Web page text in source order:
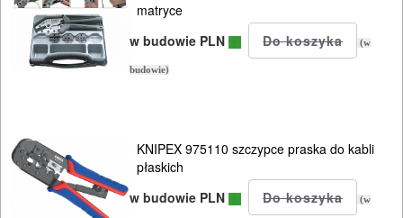
matryce
w budowie PLN
(w
budowie)
KNIPEX 975110 szczypce praska do kabli
płaskich
w budowie PLN
(w